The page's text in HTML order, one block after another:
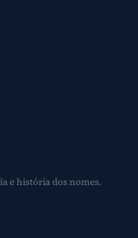
e história dos nomes.